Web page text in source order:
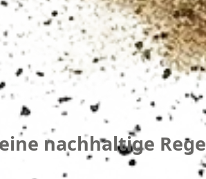
nachhaltige